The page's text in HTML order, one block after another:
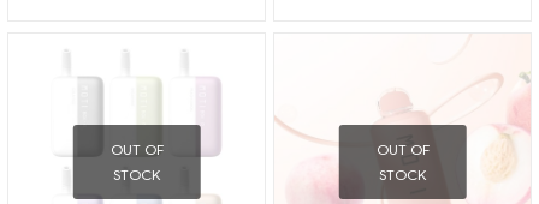
OUT OF
STOCK
OUT OF
STOCK